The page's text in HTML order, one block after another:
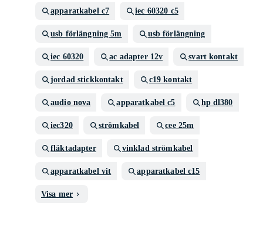
apparatkabel c7 iec 60320 c5
usb förlängning 5m usb förlängning
iec 60320 ac adapter 12v svart kontakt
jordad stickkontakt c19 kontakt
audio nova apparatkabel c5 hp dl380
iec320 strömkabel cee 25m
fläktadapter vinklad strömkabel
apparatkabel vit apparatkabel c15
Visa mer